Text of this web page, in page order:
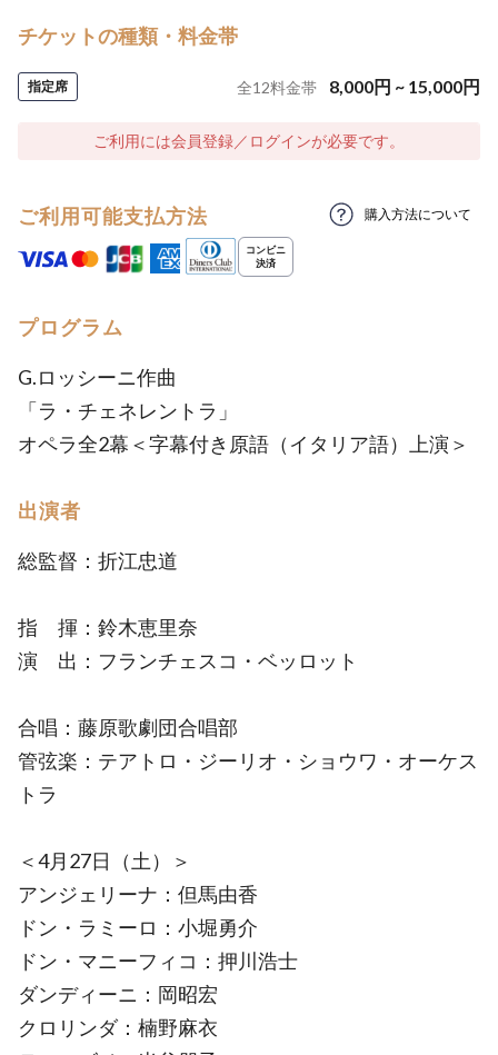
チケットの種類・料金帯
指定席 全12料金帯 8,000円 ~ 15,000円
ご利用には会員登録／ログインが必要です。
ご利用可能支払方法 購入方法について
プログラム
G.ロッシーニ作曲
「ラ・チェネレントラ」
オペラ全2幕＜字幕付き原語（イタリア語）上演＞
出演者
総監督：折江忠道
指 揮：鈴木恵里奈
演 出：フランチェスコ・ベッロット
合唱：藤原歌劇団合唱部
管弦楽：テアトロ・ジーリオ・ショウワ・オーケス
トラ
＜4月27日（土）＞
アンジェリーナ：但馬由香
ドン・ラミーロ：小堀勇介
ドン・マニーフィコ：押川浩士
ダンディーニ：岡昭宏
クロリンダ：楠野麻衣